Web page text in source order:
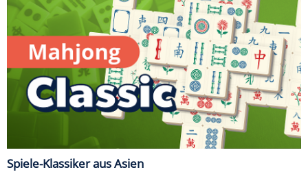
Spiele-Klassiker aus Asien